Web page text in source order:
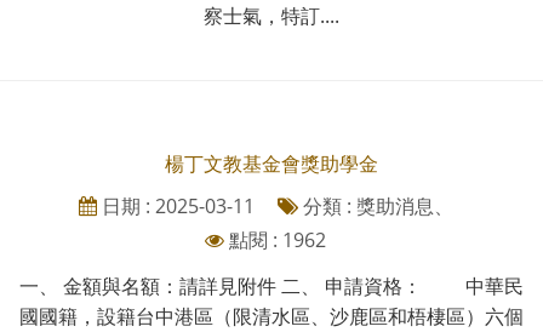
察士氣，特訂....
楊丁文教基金會獎助學金
日期 : 2025-03-11
分類 : 獎助消息、
點閱 : 1962
一、 金額與名額：請詳見附件 二、 申請資格： 中華民
國國籍，設籍台中港區（限清水區、沙鹿區和梧棲區）六個